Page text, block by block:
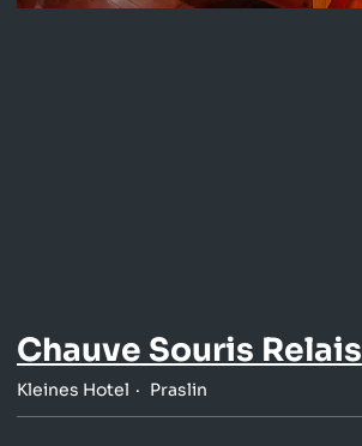
Chauve Souris Relais
Kleines Hotel Praslin